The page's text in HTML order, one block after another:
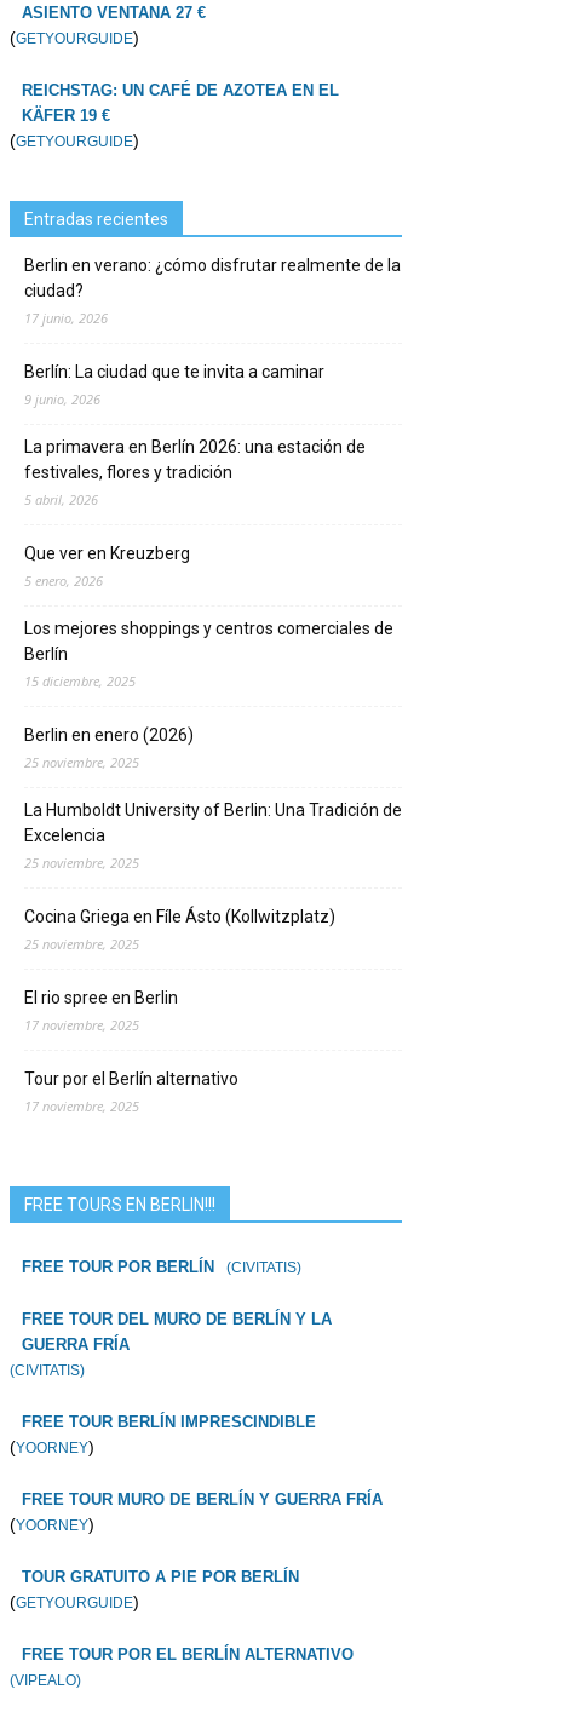
ASIENTO VENTANA 27 €
(GETYOURGUIDE)
REICHSTAG: UN CAFÉ DE AZOTEA EN EL
KÄFER 19 €
(GETYOURGUIDE)
Entradas recientes
Berlin en verano: ¿cómo disfrutar realmente de la
ciudad?
17 junio, 2026
Berlín: La ciudad que te invita a caminar
9 junio, 2026
La primavera en Berlín 2026: una estación de
festivales, flores y tradición
5 abril, 2026
Que ver en Kreuzberg
5 enero, 2026
Los mejores shoppings y centros comerciales de
Berlín
15 diciembre, 2025
Berlin en enero (2026)
25 noviembre, 2025
La Humboldt University of Berlin: Una Tradición de
Excelencia
25 noviembre, 2025
Cocina Griega en Fíle Ásto (Kollwitzplatz)
25 noviembre, 2025
El rio spree en Berlin
17 noviembre, 2025
Tour por el Berlín alternativo
17 noviembre, 2025
FREE TOURS EN BERLIN!!!
FREE TOUR POR BERLÍN (CIVITATIS)
FREE TOUR DEL MURO DE BERLÍN Y LA
GUERRA FRÍA
(CIVITATIS)
FREE TOUR BERLÍN IMPRESCINDIBLE
(YOORNEY)
FREE TOUR MURO DE BERLÍN Y GUERRA FRÍA
(YOORNEY)
TOUR GRATUITO A PIE POR BERLÍN
(GETYOURGUIDE)
FREE TOUR POR EL BERLÍN ALTERNATIVO
(VIPEALO)